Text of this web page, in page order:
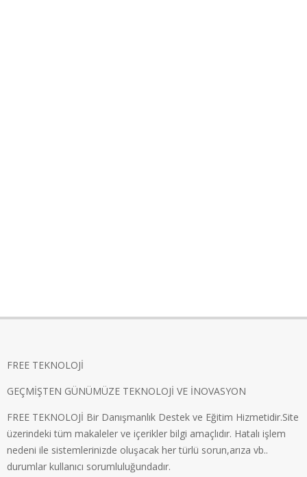
FREE TEKNOLOJİ
GEÇMİŞTEN GÜNÜMÜZE TEKNOLOJİ VE İNOVASYON
FREE TEKNOLOJİ Bir Danışmanlık Destek ve Eğitim Hizmetidir.Site
üzerindeki tüm makaleler ve içerikler bilgi amaçlıdır. Hatalı işlem
nedeni ile sistemlerinizde oluşacak her türlü sorun,arıza vb..
durumlar kullanıcı sorumluluğundadır.